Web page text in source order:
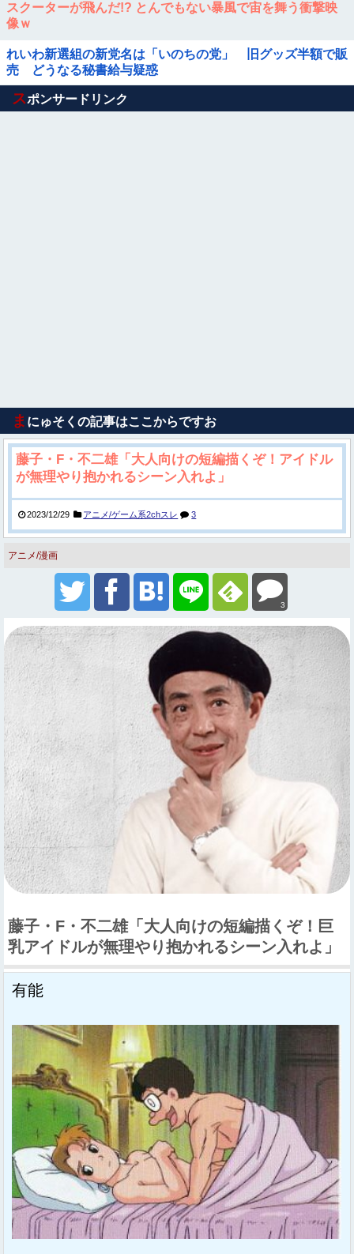
スクーターが飛んだ!? とんでもない暴風で宙を舞う衝撃映
像ｗ
れいわ新選組の新党名は「いのちの党」 旧グッズ半額で販
売 どうなる秘書給与疑惑
Powered by livedoor 相互RSS
スポンサードリンク
ま にゅそくの記事はここからですお
藤子・F・不二雄「大人向けの短編描くぞ！アイドル
が無理やり抱かれるシーン入れよ」
2023/12/29 アニメ/ゲーム系2chスレ 3
アニメ/漫画
3
藤子・F・不二雄「大人向けの短編描くぞ！巨
乳アイドルが無理やり抱かれるシーン入れよ」
有能